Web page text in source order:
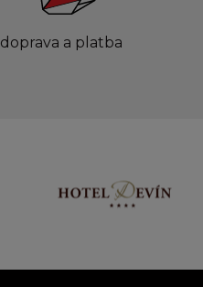
doprava a platba